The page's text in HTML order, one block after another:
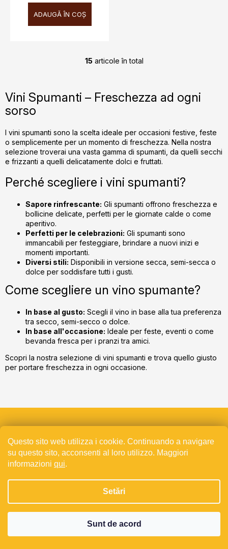
Questo sito web utilizza i cookie. Continuando a navigare
su questo sito, acconsenti al loro utilizzo. Maggiori
informazioni qui.
Setări
Sunt de acord
ADAUGĂ ÎN COŞ
C
t
l
u
l
i
s
t
ă
i
l
r
15 articole în total
Vini Spumanti – Freschezza ad ogni
sorso
I vini spumanti sono la scelta ideale per occasioni festive, feste
o semplicemente per un momento di freschezza. Nella nostra
selezione troverai una vasta gamma di spumanti, da quelli secchi
e frizzanti a quelli delicatamente dolci e fruttati.
Perché scegliere i vini spumanti?
Sapore rinfrescante: Gli spumanti offrono freschezza e
bollicine delicate, perfetti per le giornate calde o come
aperitivo.
Perfetti per le celebrazioni: Gli spumanti sono
immancabili per festeggiare, brindare a nuovi inizi e
momenti importanti.
Diversi stili: Disponibili in versione secca, semi-secca o
dolce per soddisfare tutti i gusti.
Come scegliere un vino spumante?
In base al gusto: Scegli il vino in base alla tua preferenza
tra secco, semi-secco o dolce.
In base all'occasione: Ideale per feste, eventi o come
bevanda fresca per i pranzi tra amici.
Scopri la nostra selezione di vini spumanti e trova quello giusto
per portare freschezza in ogni occasione.
u
Sede
Repubblica Ceca
N. Reg.: 24820601
P.IVA: CZ24820601